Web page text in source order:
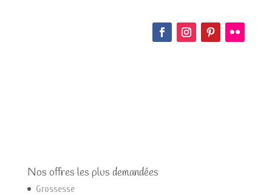
Nos offres les plus demandées
Grossesse